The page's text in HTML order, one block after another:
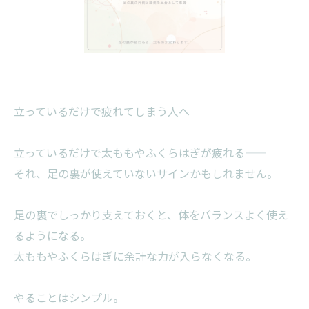
立っているだけで疲れてしまう人へ
立っているだけで太ももやふくらはぎが疲れる——
それ、足の裏が使えていないサインかもしれません。
足の裏でしっかり支えておくと、体をバランスよく使え
るようになる。
太ももやふくらはぎに余計な力が入らなくなる。
やることはシンプル。